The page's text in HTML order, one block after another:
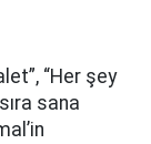
“Her şey
sana